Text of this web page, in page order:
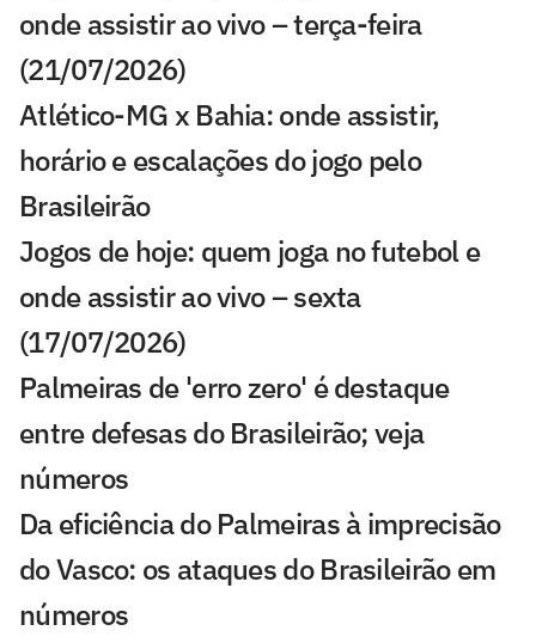
onde assistir ao vivo – terça-feira
(21/07/2026)
Atlético-MG x Bahia: onde assistir,
horário e escalações do jogo pelo
Brasileirão
Jogos de hoje: quem joga no futebol e
onde assistir ao vivo – sexta
(17/07/2026)
Palmeiras de 'erro zero' é destaque
entre defesas do Brasileirão; veja
números
Da eficiência do Palmeiras à imprecisão
do Vasco: os ataques do Brasileirão em
números